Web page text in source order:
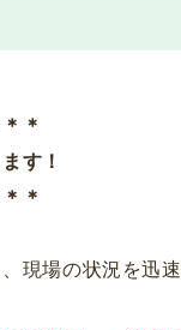
＊
す！
＊
現場の状況を迅